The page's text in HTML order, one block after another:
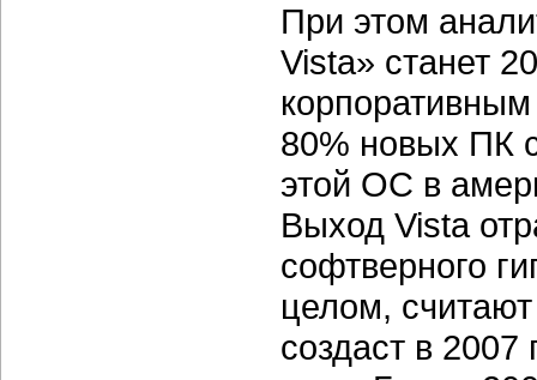
При этом
Vista» станет
80% новых ПК
этой ОС в
Выход Vista
софтверного
целом,
создаст в